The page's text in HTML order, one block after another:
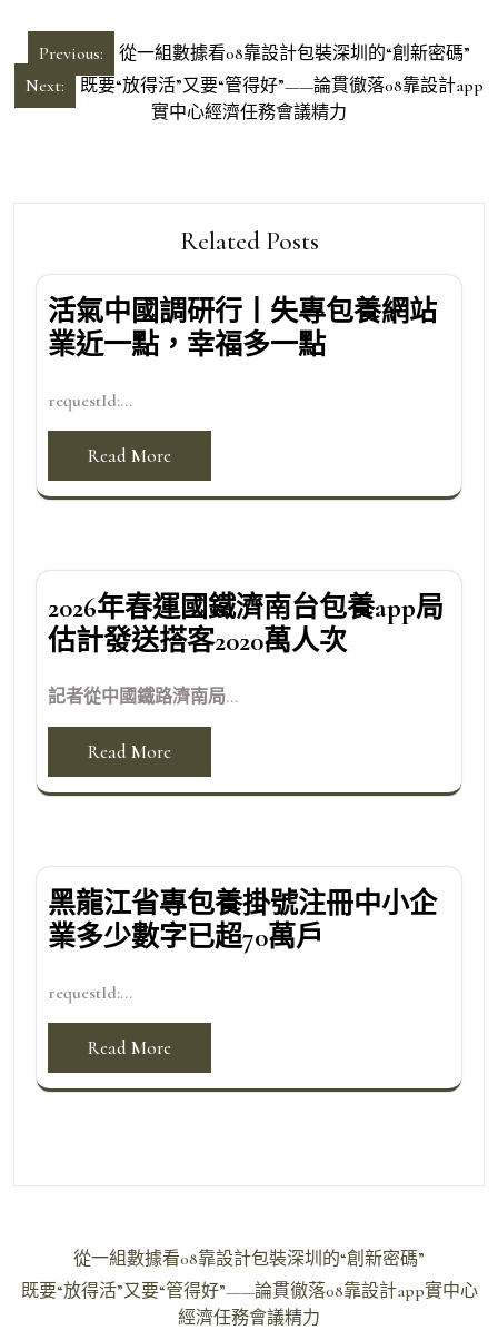
文
章
導
Previous:
從一組數據看08靠設計包裝深圳的“創新密碼”
Next:
既要“放得活”又要“管得好”——論貫徹落08靠設計app
實中心經濟任務會議精力
Related Posts
活氣中國調研行丨失專包養網站
業近一點，幸福多一點
requestId:...
Read More
2026年春運國鐵濟南台包養app局
估計發送搭客2020萬人次
記者從中國鐵路濟南局...
Read More
黑龍江省專包養掛號注冊中小企
業多少數字已超70萬戶
requestId:...
Read More
章
從一組數據看08靠設計包裝深圳的“創新密碼”
既要“放得活”又要“管得好”——論貫徹落08靠設計app實中心
經濟任務會議精力